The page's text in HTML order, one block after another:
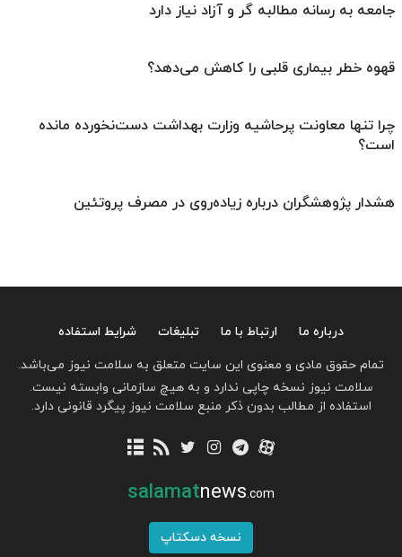
جامعه به رسانه مطالبه گر و آزاد نیاز دارد
قهوه خطر بیماری قلبی را کاهش می‌دهد؟
چرا تنها معاونت پرحاشیه وزارت بهداشت دست‌نخورده مانده
است؟
هشدار پژوهشگران درباره زیاده‌روی در مصرف پروتئین
درباره ما ارتباط با ما تبلیغات
شرایط استفاده
تمام حقوق مادی و معنوی این سایت متعلق به سلامت نیوز می‌باشد.
سلامت نیوز نسخه چاپی ندارد و به هیچ سازمانی وابسته نیست.
استفاده از مطالب بدون ذکر منبع سلامت نیوز پیگرد قانونی دارد.
salamatnews.com
نسخه دسکتاپ